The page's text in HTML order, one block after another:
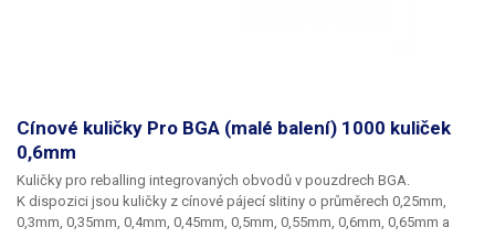
Cínové kuličky Pro BGA (malé balení) 1000 kuliček
0,6mm
Kuličky pro reballing integrovaných obvodů v pouzdrech BGA.
K dispozici jsou kuličky z cínové pájecí slitiny o průměrech 0,25mm,
0,3mm, 0,35mm, 0,4mm, 0,45mm, 0,5mm, 0,55mm, 0,6mm, 0,65mm a